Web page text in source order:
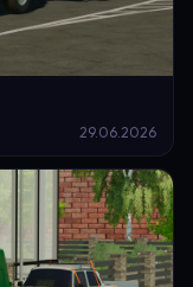
29.06.2026